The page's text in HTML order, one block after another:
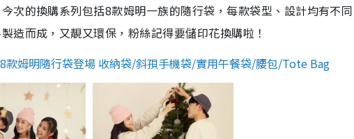
a
i
g
T
n
次的換購系列包括8款姆明一族的隨行袋，每款袋型、設計均有不
造而成，又靚又環保，粉絲記得要儲印花換購啦！
款姆明隨行袋登場 收納袋/斜孭手機袋/實用午餐袋/腰包/Tote Bag